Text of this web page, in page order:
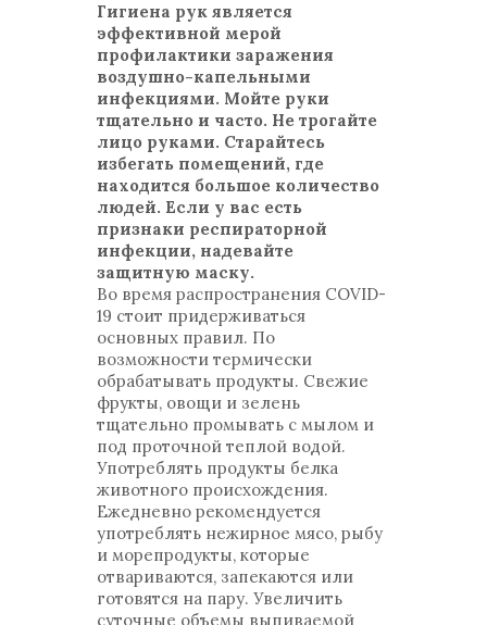
Гигиена рук является
эффективной мерой
профилактики заражения
воздушно-капельными
инфекциями. Мойте руки
тщательно и часто. Не трогайте
лицо руками. Старайтесь
избегать помещений, где
находится большое количество
людей. Если у вас есть
признаки респираторной
инфекции, надевайте
защитную маску.
Во время распространения COVID-
19 стоит придерживаться
основных правил. По
возможности термически
обрабатывать продукты. Свежие
фрукты, овощи и зелень
тщательно промывать с мылом и
под проточной теплой водой.
Употреблять продукты белка
животного происхождения.
Ежедневно рекомендуется
употреблять нежирное мясо, рыбу
и морепродукты, которые
отвариваются, запекаются или
готовятся на пару. Увеличить
суточные объемы выпиваемой